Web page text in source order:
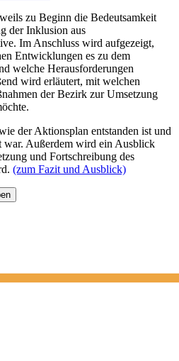
zu Beginn die Bedeutsamkeit
der Inklusion aus
Im Anschluss wird aufgezeigt,
Entwicklungen es zu dem
welche Herausforderungen
wird erläutert, mit welchen
der Bezirk zur Umsetzung
der Aktionsplan entstanden ist und
war. Außerdem wird ein Ausblick
und Fortschreibung des
(zum Fazit und Ausblick)